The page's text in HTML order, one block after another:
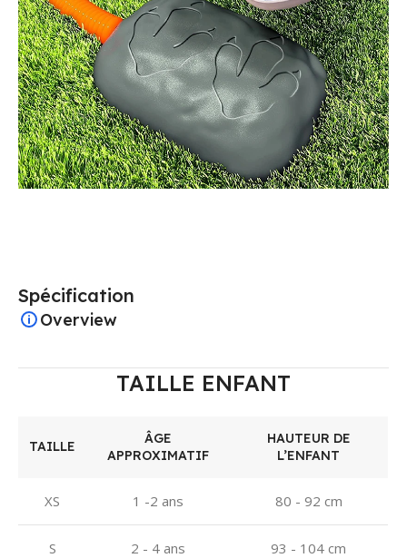
Spécification
Overview
TAILLE ENFANT
TAILLE
ÂGE
APPROXIMATIF
HAUTEUR DE
L’ENFANT
XS 1 -2 ans 80 - 92 cm
S 2 - 4 ans 93 - 104 cm